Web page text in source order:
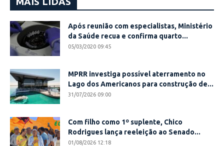
Após reunião com especialistas, Ministério
da Saúde recua e confirma quarto...
05/03/2020 09:45
MPRR investiga possível aterramento no
Lago dos Americanos para construção de...
31/07/2026 09:00
Com filho como 1º suplente, Chico
Rodrigues lança reeleição ao Senado...
01/08/2026 12:18